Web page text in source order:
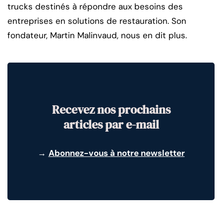
trucks destinés à répondre aux besoins des
entreprises en solutions de restauration. Son
fondateur, Martin Malinvaud, nous en dit plus.
Recevez nos prochains
articles par e-mail
→ Abonnez-vous à notre newsletter